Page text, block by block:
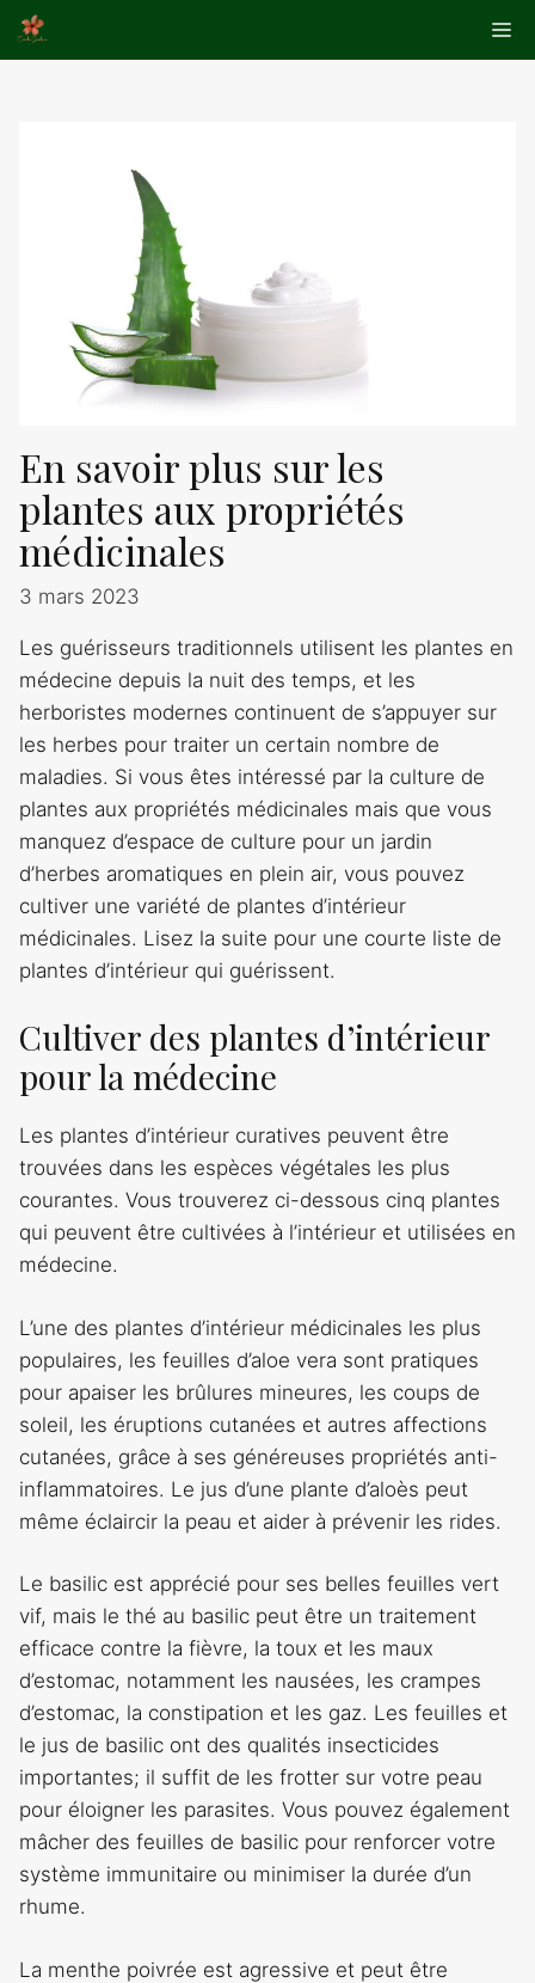
Aller
au
En savoir plus sur les
plantes aux propriétés
médicinales
3 mars 2023
Les guérisseurs traditionnels utilisent les plantes en
médecine depuis la nuit des temps, et les
herboristes modernes continuent de s’appuyer sur
les herbes pour traiter un certain nombre de
maladies. Si vous êtes intéressé par la culture de
plantes aux propriétés médicinales mais que vous
manquez d’espace de culture pour un jardin
d’herbes aromatiques en plein air, vous pouvez
cultiver une variété de plantes d’intérieur
médicinales. Lisez la suite pour une courte liste de
plantes d’intérieur qui guérissent.
Cultiver des plantes d’intérieur
pour la médecine
Les plantes d’intérieur curatives peuvent être
trouvées dans les espèces végétales les plus
courantes. Vous trouverez ci-dessous cinq plantes
qui peuvent être cultivées à l’intérieur et utilisées en
médecine.
L’une des plantes d’intérieur médicinales les plus
populaires, les feuilles d’aloe vera sont pratiques
pour apaiser les brûlures mineures, les coups de
soleil, les éruptions cutanées et autres affections
cutanées, grâce à ses généreuses propriétés anti-
inflammatoires. Le jus d’une plante d’aloès peut
même éclaircir la peau et aider à prévenir les rides.
Le basilic est apprécié pour ses belles feuilles vert
vif, mais le thé au basilic peut être un traitement
efficace contre la fièvre, la toux et les maux
d’estomac, notamment les nausées, les crampes
d’estomac, la constipation et les gaz. Les feuilles et
le jus de basilic ont des qualités insecticides
importantes; il suffit de les frotter sur votre peau
pour éloigner les parasites. Vous pouvez également
mâcher des feuilles de basilic pour renforcer votre
système immunitaire ou minimiser la durée d’un
rhume.
La menthe poivrée est agressive et peut être